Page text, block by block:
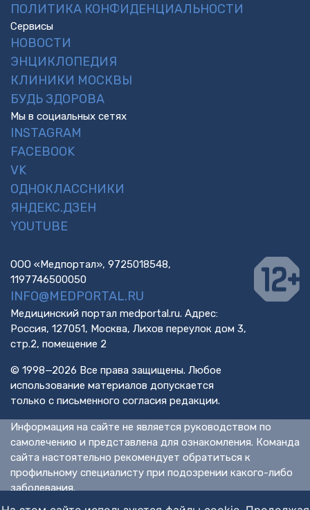
ПОЛИТИКА КОНФИДЕНЦИАЛЬНОСТИ
Сервисы
НОВОСТИ
ЭНЦИКЛОПЕДИЯ
КЛИНИКИ МОСКВЫ
БУДЬ ЗДОРОВА
Мы в социальных сетях
INSTAGRAM
FACEBOOK
VK
ОДНОКЛАССНИКИ
ЯНДЕКС.ДЗЕН
YOUTUBE
ООО «Медпортал», 9725018548,
1197746500050
INFO@MEDPORTAL.RU
Медицинский портал medportal.ru. Адрес:
Россия, 127051, Москва, Лихов переулок дом 3,
стр.2, помещение 2
© 1998—2026 Все права защищены. Любое
использование материалов допускается
только с письменного согласия редакции.
Информация на сайте не является руководством по
самолечению и представлена для ознакомления. Команда
сайта настоятельно рекомендует обратиться к
профильному специалисту при подозрении какого-либо
заболевания.
ИМЕЮТСЯ ПРОТИВОПОКАЗАНИЯ. НЕОБХОДИМА